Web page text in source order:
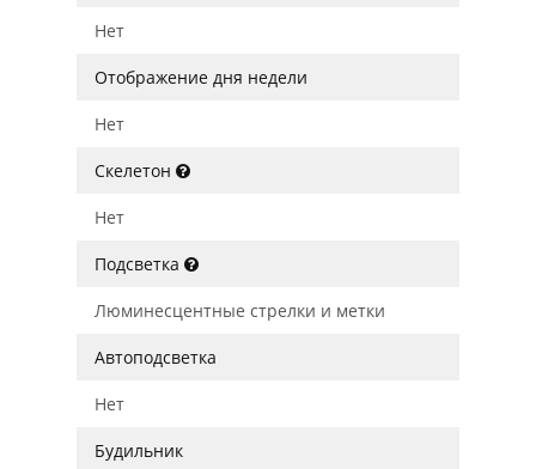
Нет
Отображение дня недели
Нет
Скелетон
Нет
Подсветка
Люминесцентные стрелки и метки
Автоподсветка
Нет
Будильник